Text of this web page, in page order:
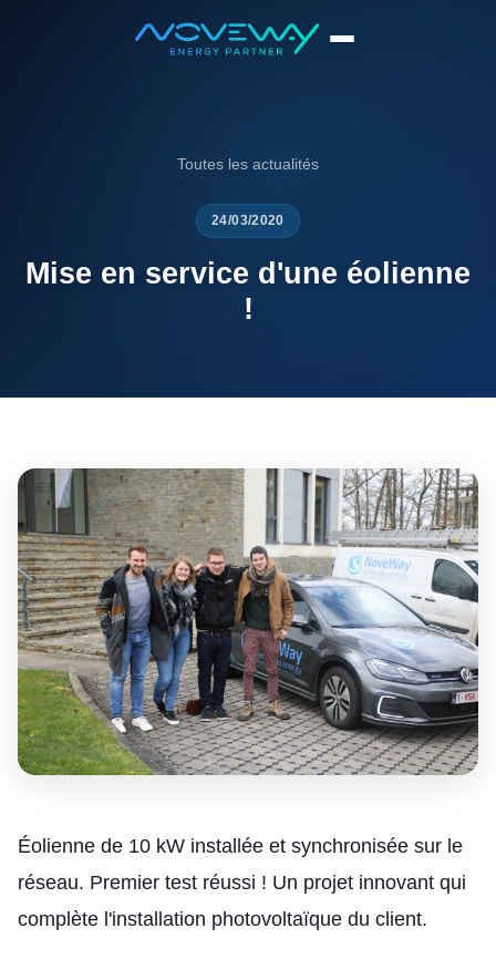
Toutes les actualités
24/03/2020
Mise en service d'une éolienne
!
Éolienne de 10 kW installée et synchronisée sur le
réseau. Premier test réussi ! Un projet innovant qui
complète l'installation photovoltaïque du client.